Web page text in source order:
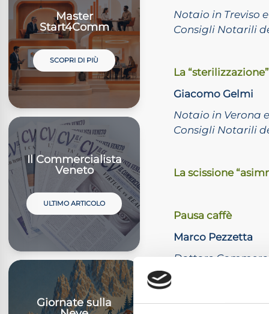
Master
Start4Comm
SCOPRI DI PIÙ
Il Commercialista
Veneto
ULTIMO ARTICOLO
Giornate sulla
Notaio in Treviso
Consigli Notarili
La
Giacomo Gelmi
Notaio in Verona
Consigli Notarili
La scissione
Pausa caffè
Marco Pezzetta
Dottore